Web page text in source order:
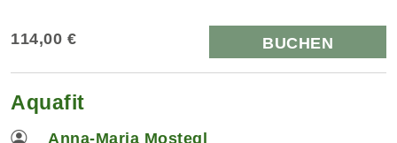
114,00 € BUCHEN
Aquafit
Anna-Maria Mostegl